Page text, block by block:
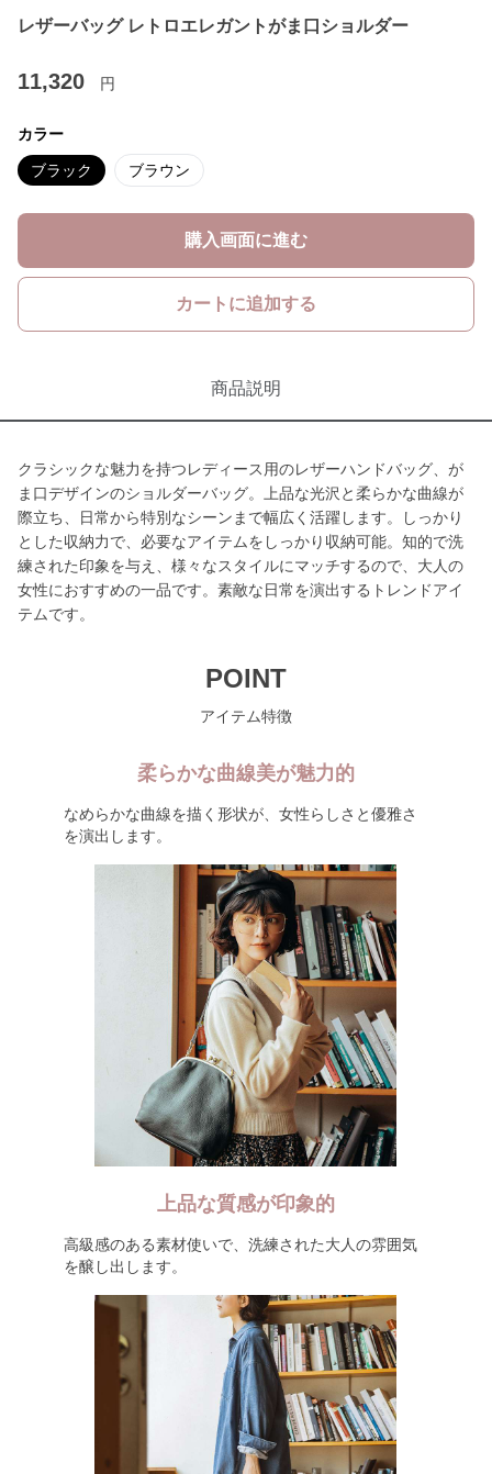
レザーバッグ レトロエレガントがま口ショルダー
11,320 円
カラー
ブラック ブラウン
購入画面に進む
カートに追加する
商品説明
クラシックな魅力を持つレディース用のレザーハンドバッグ、が
ま口デザインのショルダーバッグ。上品な光沢と柔らかな曲線が
際立ち、日常から特別なシーンまで幅広く活躍します。しっかり
とした収納力で、必要なアイテムをしっかり収納可能。知的で洗
練された印象を与え、様々なスタイルにマッチするので、大人の
女性におすすめの一品です。素敵な日常を演出するトレンドアイ
テムです。
POINT
アイテム特徴
柔らかな曲線美が魅力的
なめらかな曲線を描く形状が、女性らしさと優雅さ
を演出します。
上品な質感が印象的
高級感のある素材使いで、洗練された大人の雰囲気
を醸し出します。